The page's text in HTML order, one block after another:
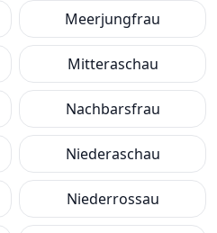
Meerjungfrau
Mitteraschau
Nachbarsfrau
Niederaschau
Niederrossau